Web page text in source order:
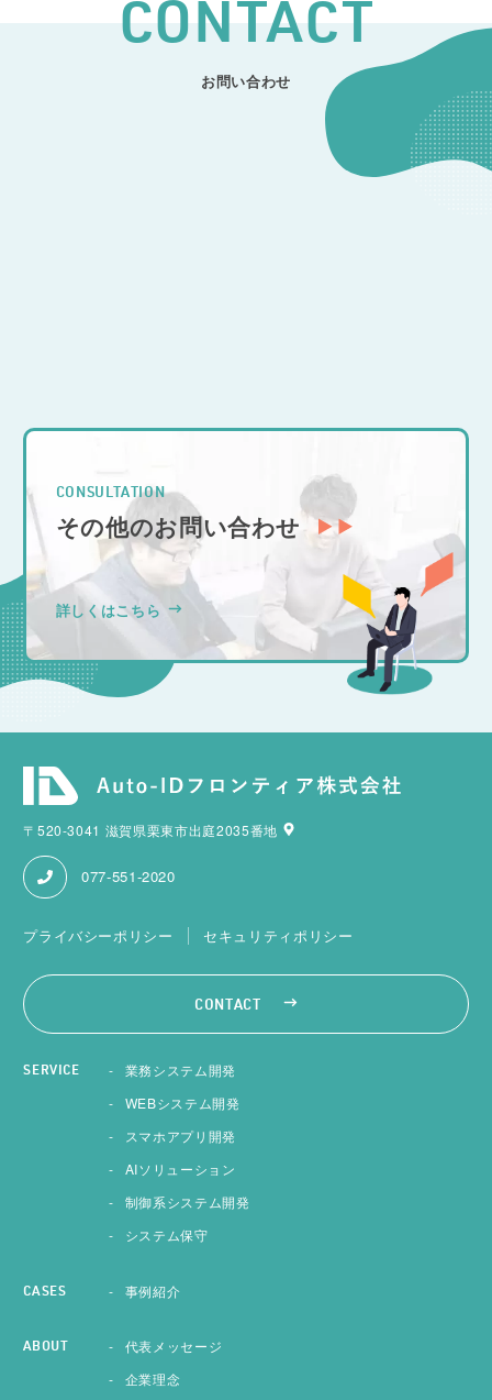
CONTACT
お問い合わせ
CONSULTATION
その他のお問い合わせ
詳しくはこちら
〒520-3041 滋賀県栗東市出庭2035番地
077-551-2020
プライバシーポリシー セキュリティポリシー
CONTACT
SERVICE
業務システム開発
WEBシステム開発
スマホアプリ開発
AIソリューション
制御系システム開発
システム保守
CASES 事例紹介
ABOUT
代表メッセージ
企業理念